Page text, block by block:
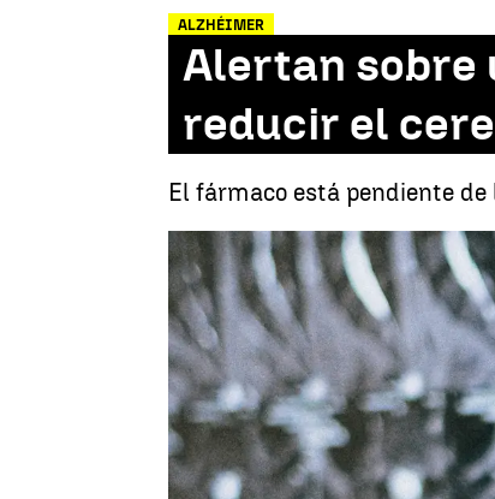
ALZHÉIMER
Alertan sobre
reducir el
El fármaco está pendiente